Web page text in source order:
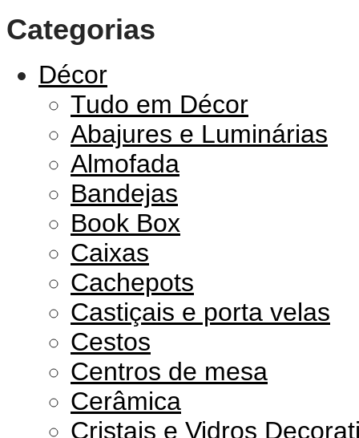
Categorias
Décor
Tudo em Décor
Abajures e Luminárias
Almofada
Bandejas
Book Box
Caixas
Cachepots
Castiçais e porta velas
Cestos
Centros de mesa
Cerâmica
Cristais e Vidros